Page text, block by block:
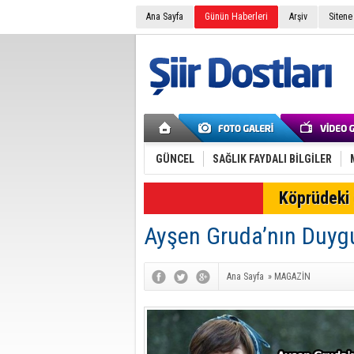
Ana Sayfa Günün Haberleri Arşiv
GÜNCEL SAĞLIK FAYDALI BİLGİLER
Köprüdeki
Ayşen Gruda’nın
Ana Sayfa » MAGAZİN